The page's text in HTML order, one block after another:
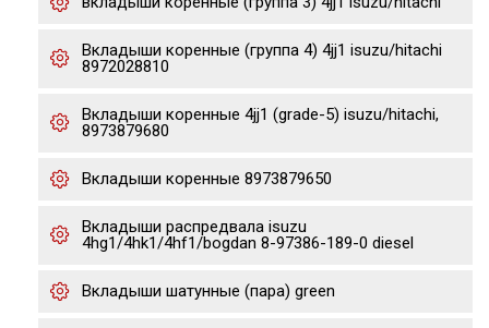
Вкладыши коренные (группа 4) 4jj1 isuzu/hitachi
8972028810
Вкладыши коренные 4jj1 (grade-5) isuzu/hitachi,
8973879680
Вкладыши коренные 8973879650
Вкладыши распредвала isuzu
4hg1/4hk1/4hf1/bogdan 8-97386-189-0 diesel
Вкладыши шатунные (пара) green